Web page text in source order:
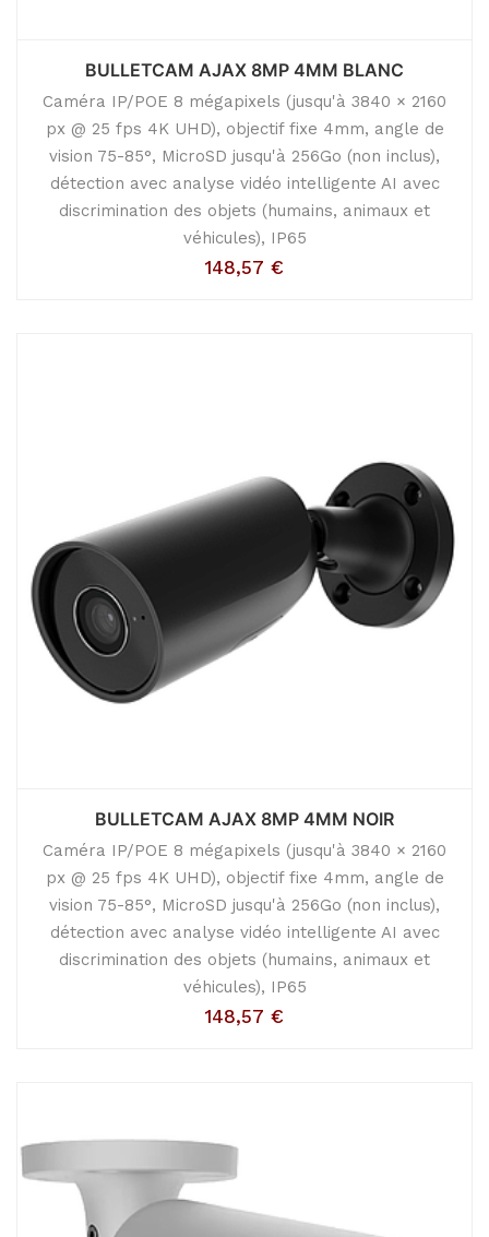
BULLETCAM AJAX 8MP 4MM BLANC
Caméra IP/POE 8 mégapixels (jusqu'à 3840 × 2160
px @ 25 fps 4K UHD), objectif fixe 4mm, angle de
vision 75-85°, MicroSD jusqu'à 256Go (non inclus),
détection avec analyse vidéo intelligente AI avec
discrimination des objets (humains, animaux et
véhicules), IP65
148,57 €
BULLETCAM AJAX 8MP 4MM NOIR
Caméra IP/POE 8 mégapixels (jusqu'à 3840 × 2160
px @ 25 fps 4K UHD), objectif fixe 4mm, angle de
vision 75-85°, MicroSD jusqu'à 256Go (non inclus),
détection avec analyse vidéo intelligente AI avec
discrimination des objets (humains, animaux et
véhicules), IP65
148,57 €